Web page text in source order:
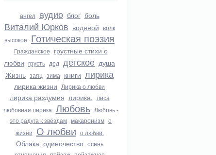
ангел аудио блог боль
Виталий Юрков водяной волк
высокое Готическая поэзия
Гражданское грустные стихи о
любви грусть дед детское душа
Жизнь заяц зима книги лирика
лирика жизни Лирика о любви
лирика раздумия лирика. лиса
любовная лирика Любовь Любовь -
это радуга к звёздам макаронизм о
жизни О любви о любви.
Облака одиночество осень